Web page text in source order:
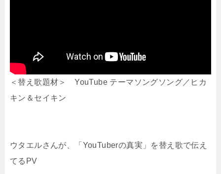
＜替え歌題材＞ YouTube テーマソングソング／ヒカ
キン＆セイキン
ウタエルさんが、「YouTuberの真実」を替え歌で伝え
てるPV